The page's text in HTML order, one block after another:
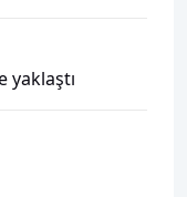
yaklaştı